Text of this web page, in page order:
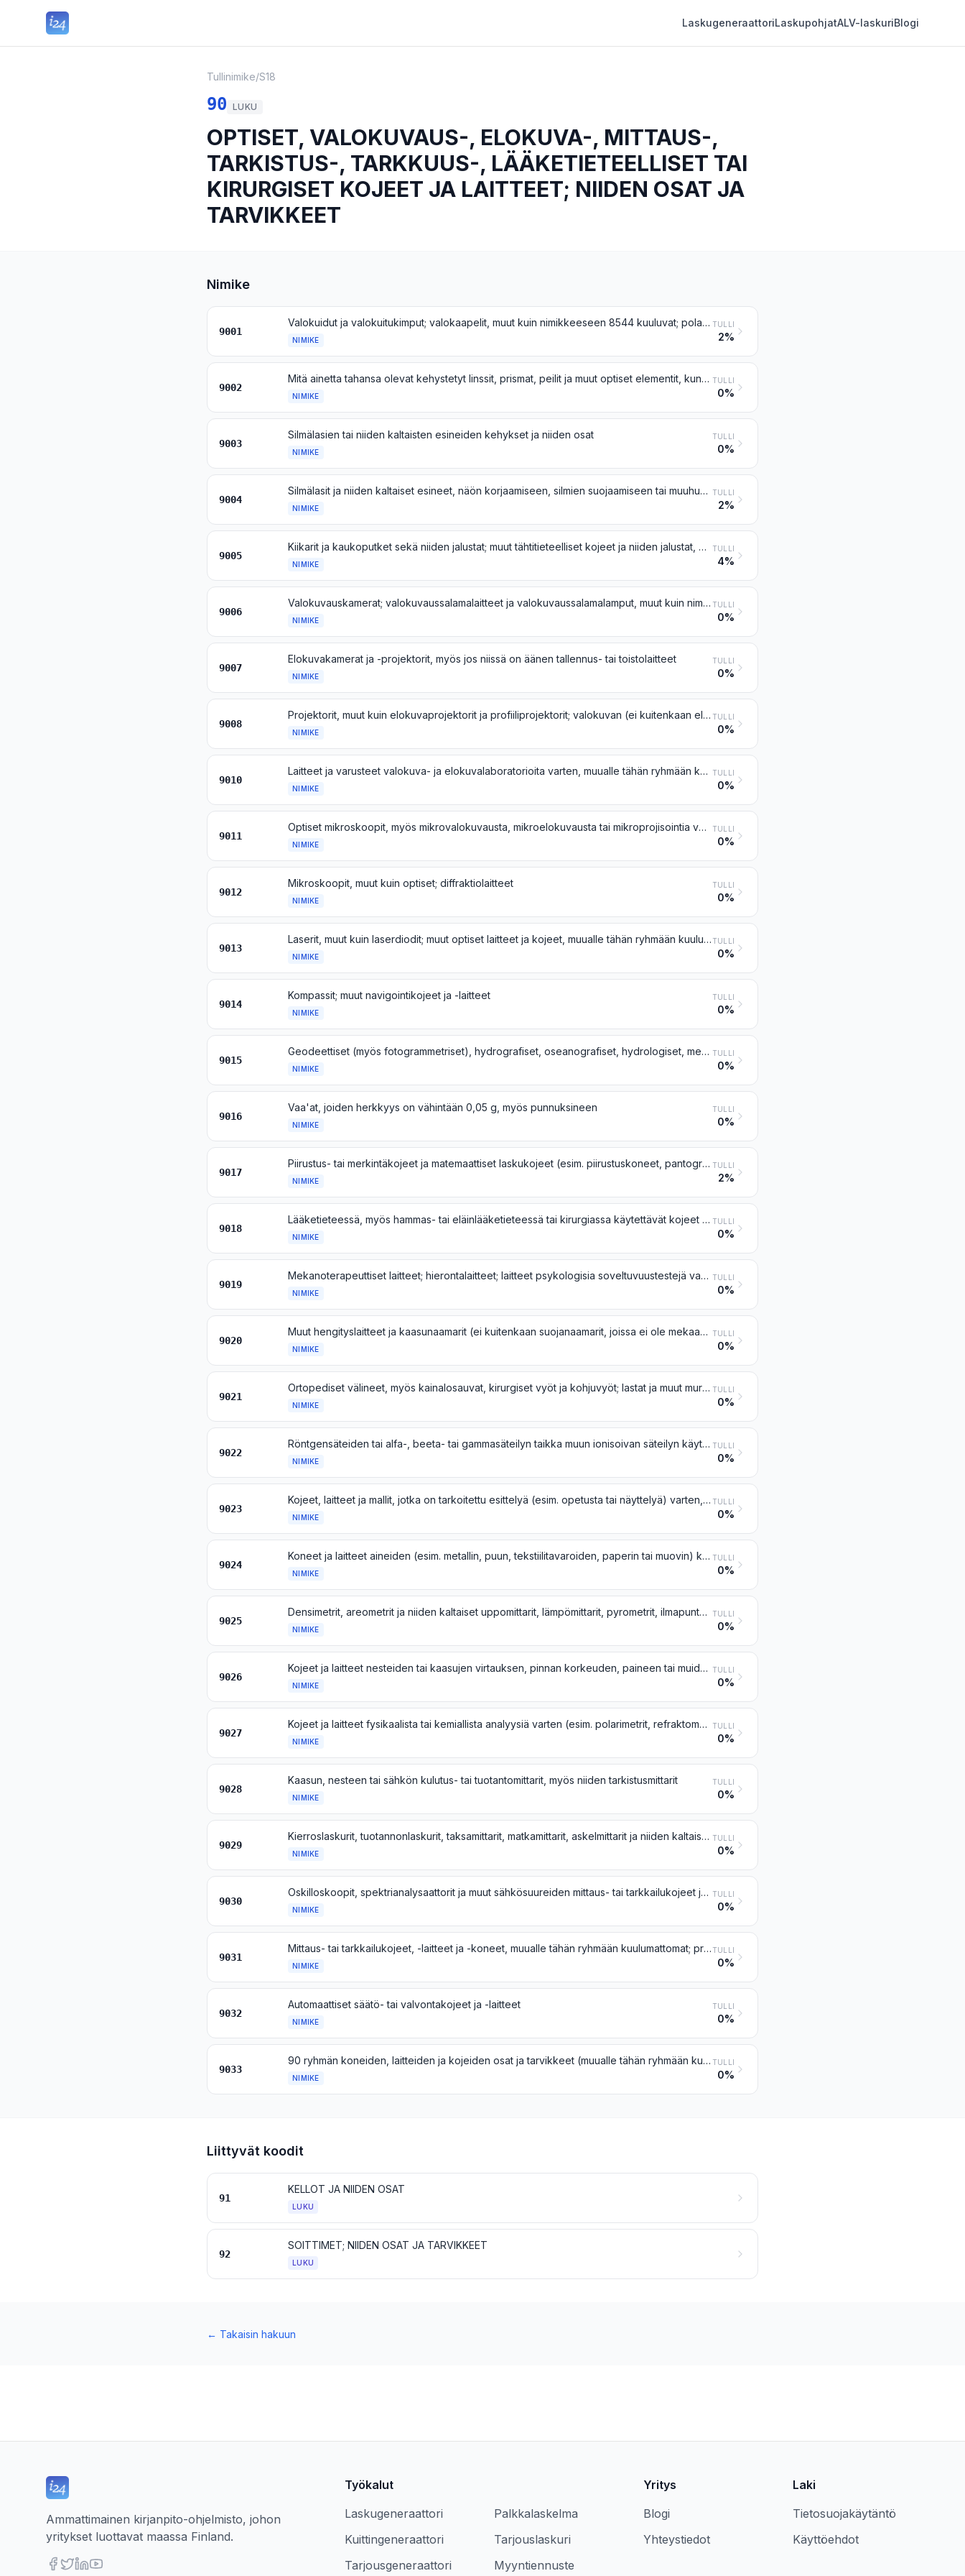
LaskugeneraattoriLaskupohjatALV-laskuriBlogi
Tullinimike/S18
90 LUKU
OPTISET, VALOKUVAUS-, ELOKUVA-, MITTAUS-,
TARKISTUS-, TARKKUUS-, LÄÄKETIETEELLISET TAI
KIRURGISET KOJEET JA LAITTEET; NIIDEN OSAT JA
TARVIKKEET
Nimike
9001
Valokuidut ja valokuitukimput; valokaapelit, muut kuin nimikkeeseen 8544 kuuluvat; polarisoivasta aineesta valmistetut laatat ja levyt; mitä ainetta tahansa olevat kehystämättömät linssit (myös piilolasit), prismat, peilit ja muut optiset elementit, muut kuin tällaiset elementit optisesti työstämätöntä lasia
NIMIKE
TULLI
2%
9002
Mitä ainetta tahansa olevat kehystetyt linssit, prismat, peilit ja muut optiset elementit, kun ne ovat kojeiden tai laitteiden osia tai tarvikkeita, muut kuin tällaiset elementit, optisesti työstämätöntä lasia
NIMIKE
TULLI
0%
9003
Silmälasien tai niiden kaltaisten esineiden kehykset ja niiden osat
NIMIKE
TULLI
0%
9004
Silmälasit ja niiden kaltaiset esineet, näön korjaamiseen, silmien suojaamiseen tai muuhun tarkoitukseen
NIMIKE
TULLI
2%
9005
Kiikarit ja kaukoputket sekä niiden jalustat; muut tähtitieteelliset kojeet ja niiden jalustat, ei kuitenkaan radiotähtitieteelliset kojeet
NIMIKE
TULLI
4%
9006
Valokuvauskamerat; valokuvaussalamalaitteet ja valokuvaussalamalamput, muut kuin nimikkeen 8539 sähköpurkauslamput
NIMIKE
TULLI
0%
9007
Elokuvakamerat ja -projektorit, myös jos niissä on äänen tallennus- tai toistolaitteet
NIMIKE
TULLI
0%
9008
Projektorit, muut kuin elokuvaprojektorit ja profiiliprojektorit; valokuvan (ei kuitenkaan elokuvan) suurennus- tai pienennyslaitteet
NIMIKE
TULLI
0%
9010
Laitteet ja varusteet valokuva- ja elokuvalaboratorioita varten, muualle tähän ryhmään kuulumattomat; negatiivientarkastuslaitteet, valkokankaat
NIMIKE
TULLI
0%
9011
Optiset mikroskoopit, myös mikrovalokuvausta, mikroelokuvausta tai mikroprojisointia varten
NIMIKE
TULLI
0%
9012
Mikroskoopit, muut kuin optiset; diffraktiolaitteet
NIMIKE
TULLI
0%
9013
Laserit, muut kuin laserdiodit; muut optiset laitteet ja kojeet, muualle tähän ryhmään kuulumattomat
NIMIKE
TULLI
0%
9014
Kompassit; muut navigointikojeet ja -laitteet
NIMIKE
TULLI
0%
9015
Geodeettiset (myös fotogrammetriset), hydrografiset, oseanografiset, hydrologiset, meteorologiset tai geofysikaaliset kojeet ja laitteet, ei kuitenkaan kompassit; etäisyysmittarit
NIMIKE
TULLI
0%
9016
Vaa'at, joiden herkkyys on vähintään 0,05 g, myös punnuksineen
NIMIKE
TULLI
0%
9017
Piirustus- tai merkintäkojeet ja matemaattiset laskukojeet (esim. piirustuskoneet, pantografit, astelevyt, harpikot, laskutikut ja laskulevyt); kädessä pidettävät pituuksien mittaukseen käytettävät kojeet (esim. mittatangot ja -nauhat sekä mikrometrit ja työntömitat), muualle tähän ryhmään kuulumattomat
NIMIKE
TULLI
2%
9018
Lääketieteessä, myös hammas- tai eläinlääketieteessä tai kirurgiassa käytettävät kojeet ja laitteet, mukaan lukien skintigrafiset laitteet, muut sähkölääkintälaitteet ja näöntarkastuskojeet
NIMIKE
TULLI
0%
9019
Mekanoterapeuttiset laitteet; hierontalaitteet; laitteet psykologisia soveltuvuustestejä varten; otsoni-, happi- tai aerosolihoitolaitteet, tekohengityslaitteet ja muut terapeuttiset hengityslaitteet
NIMIKE
TULLI
0%
9020
Muut hengityslaitteet ja kaasunaamarit (ei kuitenkaan suojanaamarit, joissa ei ole mekaanisia osia eikä vaihdettavia suodattimia)
NIMIKE
TULLI
0%
9021
Ortopediset välineet, myös kainalosauvat, kirurgiset vyöt ja kohjuvyöt; lastat ja muut murtumanhoitovälineet; proteesit; kuulolaitteet sekä muut vamman tai vajavuuden kompensoimiseksi mukana pidettävät tai kannettavat tai kehoon istutettavat välineet
NIMIKE
TULLI
0%
9022
Röntgensäteiden tai alfa-, beeta- tai gammasäteilyn taikka muun ionisoivan säteilyn käyttöön perustuvat laitteet, lääkintä-, myös hammas- tai eläinlääkintä- tai kirurgiseen käyttöön tai muuhun käyttöön, mukaan lukien radiografia- tai radioterapialaitteet, röntgenputket ja muut röntgengeneraattorit, suurjännitegeneraattorit, valvontapaneelit ja -pöydät, varjostimet, tutkimus- tai käsittelypöydät, -tuolit sekä niiden kaltaiset tavarat
NIMIKE
TULLI
0%
9023
Kojeet, laitteet ja mallit, jotka on tarkoitettu esittelyä (esim. opetusta tai näyttelyä) varten, muuhun käyttöön soveltumattomat
NIMIKE
TULLI
0%
9024
Koneet ja laitteet aineiden (esim. metallin, puun, tekstiilitavaroiden, paperin tai muovin) kovuuden, lujuuden, kokoonpuristuvuuden, kimmoisuuden tai muiden mekaanisten ominaisuuksien testausta varten
NIMIKE
TULLI
0%
9025
Densimetrit, areometrit ja niiden kaltaiset uppomittarit, lämpömittarit, pyrometrit, ilmapuntarit, hygrometrit ja psykrometrit, myös rekisteröivät, sekä näiden kojeiden yhdistelmät
NIMIKE
TULLI
0%
9026
Kojeet ja laitteet nesteiden tai kaasujen virtauksen, pinnan korkeuden, paineen tai muiden vaihtelevien ominaisuuksien mittaamista tai tarkkailua varten (esim. virtausmittarit, pinnan korkeuden osoittimet, painemittarit ja lämmönkulutusmittarit), ei kuitenkaan nimikkeen 9014, 9015, 9028 tai 9032 kojeet ja laitteet
NIMIKE
TULLI
0%
9027
Kojeet ja laitteet fysikaalista tai kemiallista analyysiä varten (esim. polarimetrit, refraktometrit, spektrometrit sekä kaasu- tai savuanalyysilaitteet); kojeet ja laitteet viskositeetin, huokoisuuden, laajenemisen, pintajännityksen tai niiden kaltaisten ominaisuuksien mittaamista tai tarkkailua varten; kojeet ja laitteet lämpömäärän, äänitason tai valon voimakkuuden mittaamista tai tarkkailua varten (myös valotusmittarit); mikrotomit
NIMIKE
TULLI
0%
9028
Kaasun, nesteen tai sähkön kulutus- tai tuotantomittarit, myös niiden tarkistusmittarit
NIMIKE
TULLI
0%
9029
Kierroslaskurit, tuotannonlaskurit, taksamittarit, matkamittarit, askelmittarit ja niiden kaltaiset kojeet; nopeusmittarit ja takometrit, muut kuin nimikkeeseen 9014 tai 9015 kuuluvat; stroboskoopit
NIMIKE
TULLI
0%
9030
Oskilloskoopit, spektrianalysaattorit ja muut sähkösuureiden mittaus- tai tarkkailukojeet ja -laitteet, ei kuitenkaan nimikkeen 9028 mittarit; alfa-, beeta-, gamma-, röntgen-, kosmisen tai muun ionisoivan säteilyn mittaus- tai toteamiskojeet ja -laitteet
NIMIKE
TULLI
0%
9031
Mittaus- tai tarkkailukojeet, -laitteet ja -koneet, muualle tähän ryhmään kuulumattomat; profiiliprojektorit
NIMIKE
TULLI
0%
9032
Automaattiset säätö- tai valvontakojeet ja -laitteet
NIMIKE
TULLI
0%
9033
90 ryhmän koneiden, laitteiden ja kojeiden osat ja tarvikkeet (muualle tähän ryhmään kuulumattomat)
NIMIKE
TULLI
0%
Liittyvät koodit
91
KELLOT JA NIIDEN OSAT
LUKU
92
SOITTIMET; NIIDEN OSAT JA TARVIKKEET
LUKU
← Takaisin hakuun
Ammattimainen kirjanpito-ohjelmisto, johon
yritykset luottavat maassa Finland.
Työkalut
Laskugeneraattori
Kuittingeneraattori
Tarjousgeneraattori
Palkkalaskelma
Tarjouslaskuri
Myyntiennuste
Yritys
Blogi
Yhteystiedot
Laki
Tietosuojakäytäntö
Käyttöehdot